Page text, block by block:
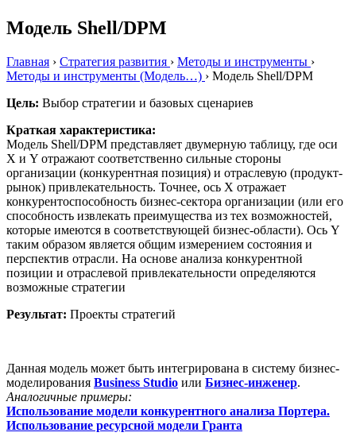
Модель Shell/DPM
Главная › Стратегия развития › Методы и инструменты ›
Методы и инструменты (Модель…) › Модель Shell/DPM
Цель: Выбор стратегии и базовых сценариев
Краткая характеристика:
Модель Shell/DPM представляет двумерную таблицу, где оси
Х и Y отражают соответственно сильные стороны
организации (конкурентная позиция) и отраслевую (продукт-
рынок) привлекательность. Точнее, ось Х отражает
конкурентоспособность бизнес-сектора организации (или его
способность извлекать преимущества из тех возможностей,
которые имеются в соответствующей бизнес-области). Ось Y
таким образом является общим измерением состояния и
перспектив отрасли. На основе анализа конкурентной
позиции и отраслевой привлекательности определяются
возможные стратегии
Результат: Проекты стратегий
Данная модель может быть интегрирована в систему бизнес-
моделирования Business Studio или Бизнес-инженер.
Аналогичные примеры:
Использование модели конкурентного анализа Портера.
Использование ресурсной модели Гранта